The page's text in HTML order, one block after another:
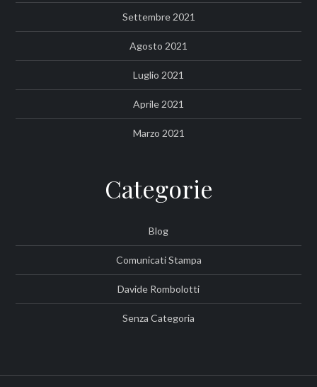
Settembre 2021
Agosto 2021
Luglio 2021
Aprile 2021
Marzo 2021
Categorie
Blog
Comunicati Stampa
Davide Rombolotti
Senza Categoria